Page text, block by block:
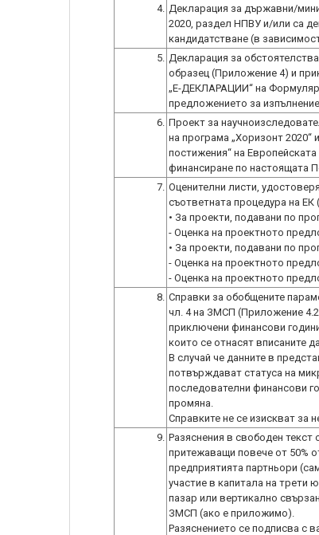
4. Декларация за държавни/
2020, раздел НПВУ и/или са
кандидатстване (в
5. Декларация за
образец (Приложение 4) и
„E-ДЕКЛАРАЦИИ“ на
предложението за
6. Проект за
на програма „Хоризонт 2020“
постижения“ на
финансиране по настоящата
7. Оценителни листи,
съответната процедура на ЕК
• За проекти, подавани по
- Оценка на проектното
• За проекти, подавани по
- Оценка на проектното
- Оценка на проектното
8. Справки за обобщените
чл. 4 на ЗМСП (Приложение
приключени финансови
които се отнасят вписаните
В случай че данните в
потвърждават статуса на
последователни финансови
промяна.
Справките не се изискват за
9. Разяснения в свободен текст
притежаващи повече от 50%
предприятията партньори
участие в капитала на трети
пазар или вертикално
ЗМСП (ако е приложимо).
Разяснението се подписва с